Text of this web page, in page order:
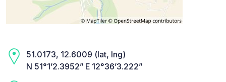
51.0173, 12.6009 (lat, lng)
N 51°1’2.3952” E 12°36’3.222”